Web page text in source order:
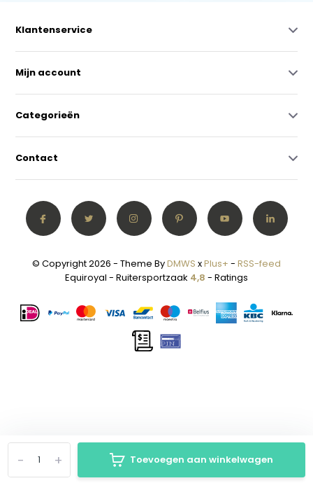
+
- Toevoegen aan winkelwagen
Klantenservice
Mijn account
Categorieën
Contact
© Copyright 2026 - Theme ByDMWS xPlus+ - RSS-feed
Equiroyal - Ruitersportzaak 4,8 - Ratings